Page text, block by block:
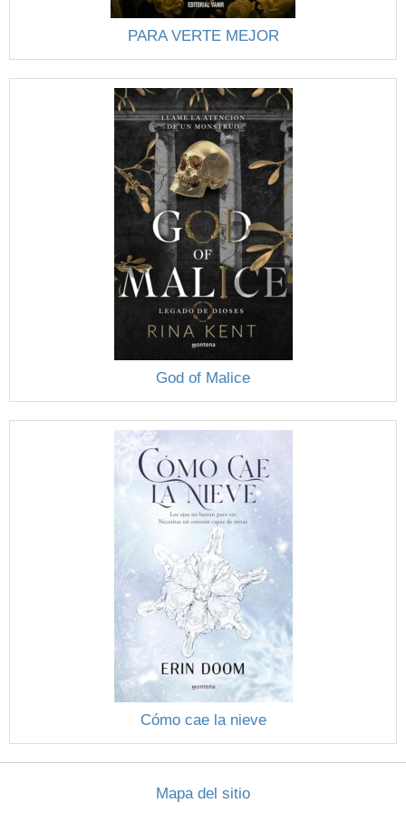
PARA VERTE MEJOR
God of Malice
Cómo cae la nieve
Mapa del sitio